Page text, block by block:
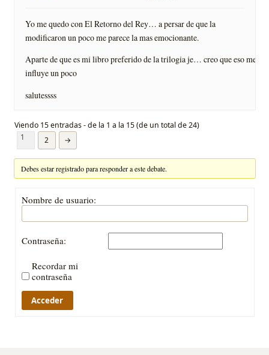
Yo me quedo con El Retorno del Rey… a persar de que la
modificaron un poco me parece la mas emocionante.
Aparte de que es mi libro preferido de la trilogia je… creo que eso me
influye un poco
salutessss
Viendo 15 entradas - de la 1 a la 15 (de un total de 24)
1
2 →
Debes estar registrado para responder a este debate.
Nombre de usuario:
Contraseña:
Recordar mi
contraseña
Acceder